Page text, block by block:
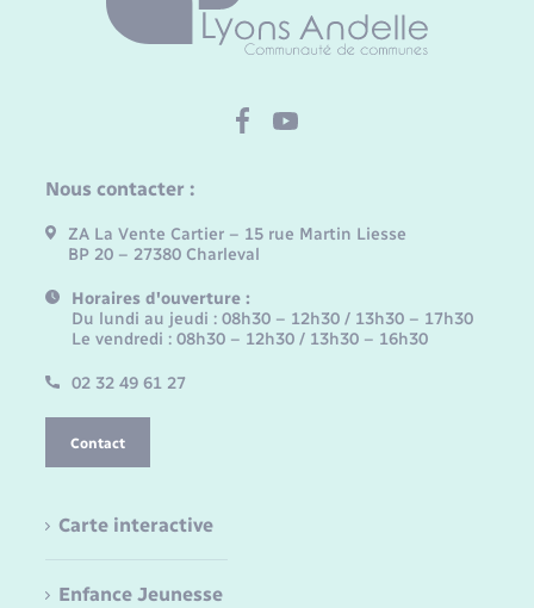
Nous contacter :
ZA La Vente Cartier – 15 rue Martin Liesse
BP 20 – 27380 Charleval
Horaires d'ouverture :
Du lundi au jeudi : 08h30 – 12h30 / 13h30 – 17h30
Le vendredi : 08h30 – 12h30 / 13h30 – 16h30
02 32 49 61 27
Contact
Carte interactive
Enfance Jeunesse